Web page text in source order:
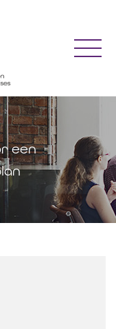
een